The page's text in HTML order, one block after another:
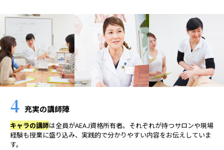
4 充実の講師陣
キャラの講師は全員がAEAJ資格所有者。それぞれが持つサロンや現場
経験も授業に盛り込み、実践的で分かりやすい内容をお伝えしていま
す。